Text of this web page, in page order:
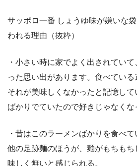
サッポロ一番 しょうゆ味が嫌いな
われる理由（抜粋）
・小さい時に家でよく出されてい
った思い出があります。食べてい
それが美味しくなかったと記憶し
ばかりでていたので好きじゃなくな
・昔はこのラーメンばかりを食べ
他の足跡麺のほうが、麺がもちも
味しく無いと感じられる。